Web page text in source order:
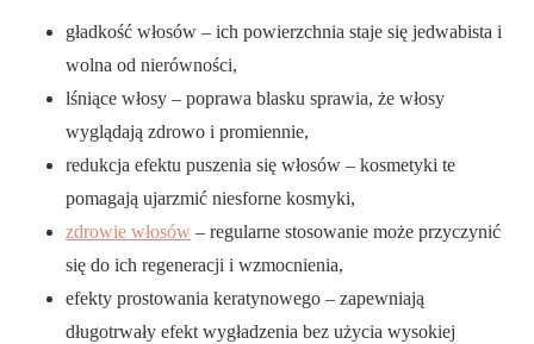
gładkość włosów – ich powierzchnia staje się jedwabista i
wolna od nierówności,
lśniące włosy – poprawa blasku sprawia, że włosy
wyglądają zdrowo i promiennie,
redukcja efektu puszenia się włosów – kosmetyki te
pomagają ujarzmić niesforne kosmyki,
zdrowie włosów – regularne stosowanie może przyczynić
się do ich regeneracji i wzmocnienia,
efekty prostowania keratynowego – zapewniają
długotrwały efekt wygładzenia bez użycia wysokiej